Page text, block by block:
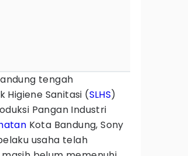
tengah
Sanitasi (SLHS)
Pangan Industri
Kota Bandung, Sony
usaha telah